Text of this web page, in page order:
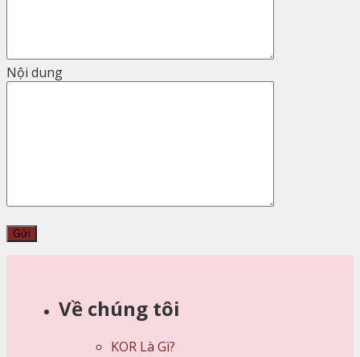
Nội dung
Về chúng tôi
KOR Là Gì?